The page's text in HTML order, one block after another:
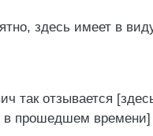
здесь имеет в
так отзывается
в прошедшем времени]